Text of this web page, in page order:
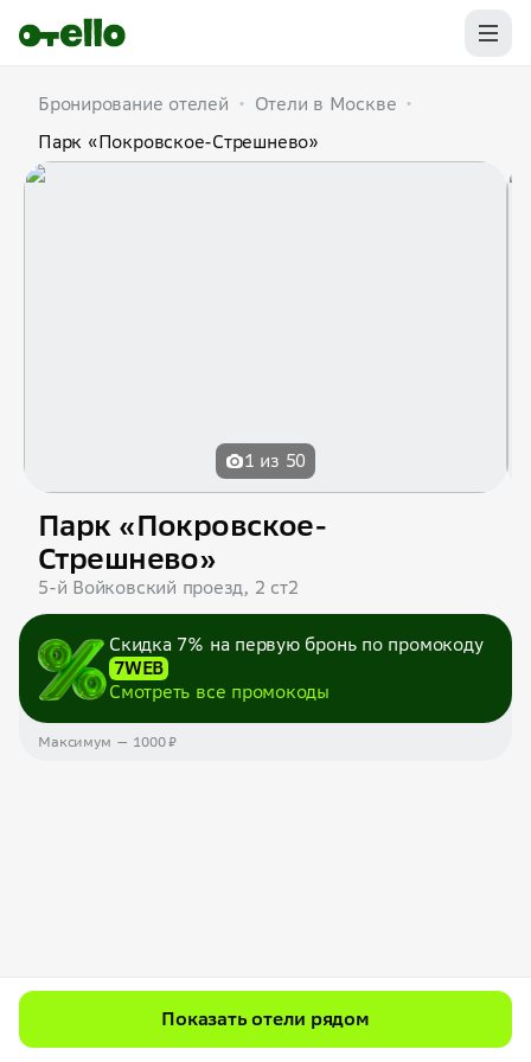
Бронирование отелей • Отели в Москве •
Парк «Покровское-Стрешнево»
1 из 50
Парк «Покровское-
Стрешнево»
5-й Войковский проезд, 2 ст2
Скидка 7% на первую бронь по промокоду
7WEB
Смотреть все промокоды
Максимум — 1000 ₽
Показать отели рядом